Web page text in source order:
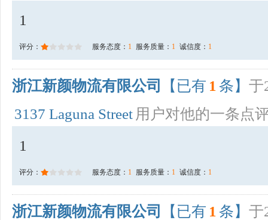
1
评分： 服务态度： 1 服务质量： 1 诚信度： 1
浙江新颜物流有限公司 【已有 1 条】 于
3137 Laguna Street 用户对他的一条点
1
评分： 服务态度： 1 服务质量： 1 诚信度： 1
浙江新颜物流有限公司 【已有 1 条】 于